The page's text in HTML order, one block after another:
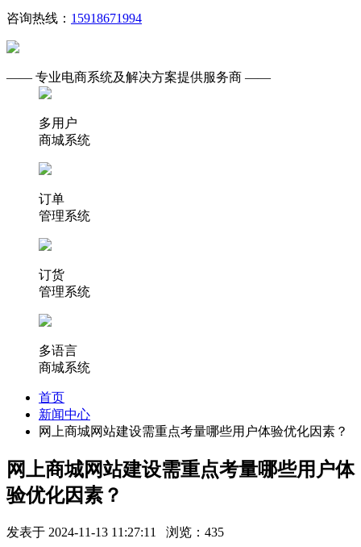
咨询热线： 15918671994
—— 专业电商系统及解决方案提供服务商 ——
多用户
商城系统
订单
管理系统
订货
管理系统
多语言
商城系统
首页
新闻中心
网上商城网站建设需重点考量哪些用户体验优化因素？
网上商城网站建设需重点考量哪些用户体
验优化因素？
发表于 2024-11-13 11:27:11 浏览：435